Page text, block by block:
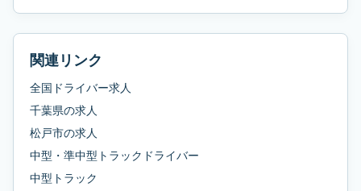
関連リンク
全国ドライバー求人
千葉県の求人
松戸市の求人
中型・準中型トラックドライバー
中型トラック